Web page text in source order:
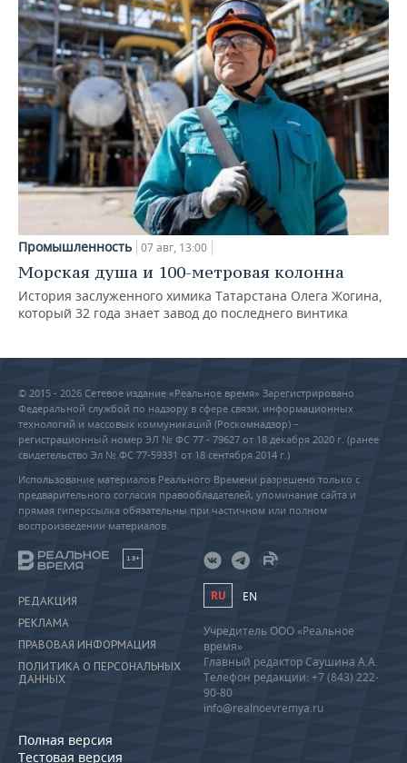
Промышленность 07 авг, 13:00
Морская душа и 100-метровая колонна
История заслуженного химика Татарстана Олега Жогина,
который 32 года знает завод до последнего винтика
© 2015 - 2026 Сетевое издание «Реальное время» Зарегистрировано
Федеральной службой по надзору в сфере связи, информационных
технологий и массовых коммуникаций (Роскомнадзор) –
регистрационный номер ЭЛ № ФС 77 - 79627 от 18 декабря 2020 г. (ранее
свидетельство Эл № ФС 77-59331 от 18 сентября 2014 г.)
Использование материалов Реального Времени разрешено только с
предварительного согласия правообладателей, упоминание сайта и
прямая гиперссылка обязательны при частичном или полном
воспроизведении материалов.
18+
РЕДАКЦИЯ
РЕКЛАМА
ПРАВОВАЯ ИНФОРМАЦИЯ
ПОЛИТИКА О ПЕРСОНАЛЬНЫХ
ДАННЫХ
Полная версия
Тестовая версия
RU EN
Учредитель ООО «Реальное
время»
Главный редактор Саушина А.А.
Телефон редакции: +7 (843) 222-
90-80
info@realnoevremya.ru